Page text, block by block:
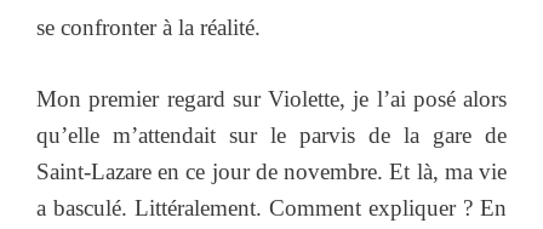
se confronter à la réalité.
Mon premier regard sur Violette, je l’ai posé alors
qu’elle m’attendait sur le parvis de la gare de
Saint-Lazare en ce jour de novembre. Et là, ma vie
a basculé. Littéralement. Comment expliquer ? En